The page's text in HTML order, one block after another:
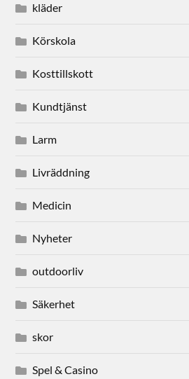
kläder
Körskola
Kosttillskott
Kundtjänst
Larm
Livräddning
Medicin
Nyheter
outdoorliv
Säkerhet
skor
Spel & Casino